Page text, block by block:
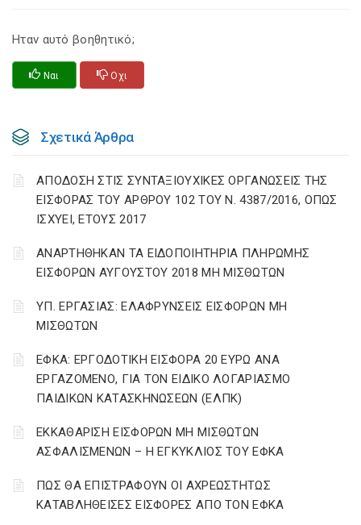
Ηταν αυτό βοηθητικό;
Ναι Οχι
Σχετικά Άρθρα
ΑΠΟΔΟΣΗ ΣΤΙΣ ΣΥΝΤΑΞΙΟΥΧΙΚΕΣ ΟΡΓΑΝΩΣΕΙΣ ΤΗΣ
ΕΙΣΦΟΡΑΣ ΤΟΥ ΑΡΘΡΟΥ 102 ΤΟΥ Ν. 4387/2016, ΟΠΩΣ
ΙΣΧΥΕΙ, ΕΤΟΥΣ 2017
ΑΝΑΡΤΗΘΗΚΑΝ ΤΑ ΕΙΔΟΠΟΙΗΤΗΡΙΑ ΠΛΗΡΩΜΗΣ
ΕΙΣΦΟΡΩΝ ΑΥΓΟΥΣΤΟΥ 2018 ΜΗ ΜΙΣΘΩΤΩΝ
ΥΠ. ΕΡΓΑΣΙΑΣ: ΕΛΑΦΡΥΝΣΕΙΣ ΕΙΣΦΟΡΩΝ ΜΗ
ΜΙΣΘΩΤΩΝ
ΕΦΚΑ: ΕΡΓΟΔΟΤΙΚΗ ΕΙΣΦΟΡΑ 20 ΕΥΡΩ ΑΝΑ
ΕΡΓΑΖΟΜΕΝΟ, ΓΙΑ ΤΟΝ ΕΙΔΙΚΟ ΛΟΓΑΡΙΑΣΜΟ
ΠΑΙΔΙΚΩΝ ΚΑΤΑΣΚΗΝΩΣΕΩΝ (ΕΛΠΚ)
ΕΚΚΑΘΑΡΙΣΗ ΕΙΣΦΟΡΩΝ ΜΗ ΜΙΣΘΩΤΩΝ
ΑΣΦΑΛΙΣΜΕΝΩΝ – Η ΕΓΚΥΚΛΙΟΣ ΤΟΥ ΕΦΚΑ
ΠΩΣ ΘΑ ΕΠΙΣΤΡΑΦΟΥΝ ΟΙ ΑΧΡΕΩΣΤΗΤΩΣ
ΚΑΤΑΒΛΗΘΕΙΣΕΣ ΕΙΣΦΟΡΕΣ ΑΠΟ ΤΟΝ ΕΦΚΑ